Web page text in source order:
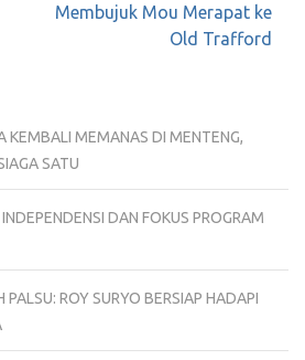
Membujuk Mou Merapat ke
Old Trafford
KEMBALI MEMANAS DI MENTENG,
SATU
DAN FOKUS PROGRAM
ROY SURYO BERSIAP HADAPI